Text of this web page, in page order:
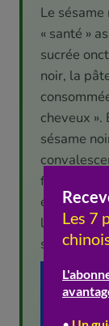
Le
« santé »
sucrée
noir, la
cheveux ».
sésame
frontière
est typique
l’aliment-
santé.